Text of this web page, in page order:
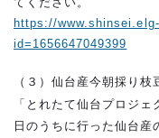
https://
id=1656647049399
（３）仙台産今朝採り枝
「とれたて仙台プロジェ
日のうちに行った仙台産